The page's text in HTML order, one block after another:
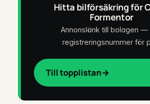
Hitta bilförsäkring för
Formentor
Annonslänk till bolagen —
registreringsnummer för
Till topplistan